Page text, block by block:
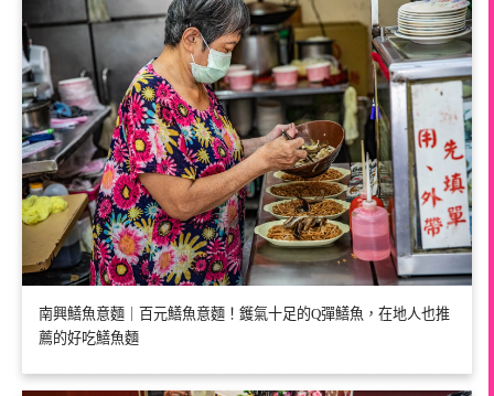
南興鱔魚意麵｜百元鱔魚意麵！鑊氣十足的Q彈鱔魚，在地人也推
薦的好吃鱔魚麵